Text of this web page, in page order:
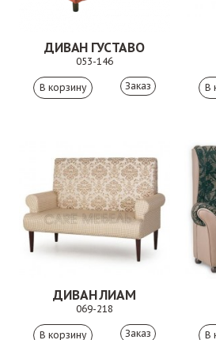
ДИВАН ГУСТАВО
053-146
Заказ
ДИВАН ЛИАМ
069-218
Заказ